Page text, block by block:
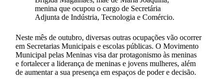
menina que ocupou o cargo de Secretária
Adjunta de Indústria, Tecnologia e Comércio.
Neste mês de outubro, diversas outras ocupações vão ocorrer
em Secretarias Municipais e escolas públicas. O Movimento
Municipal pelas Meninas visa dar protagonismo às meninas
e fortalecer a liderança de meninas e jovens mulheres, além
de aumentar a sua presença em espaços de poder e decisão.